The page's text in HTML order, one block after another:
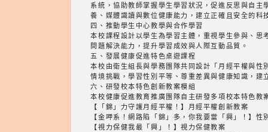
系統，協助教師掌握學生學習狀況，促進反思與自
養、媒體識讀與數位健康能力，建立正確且安全的科
四、推動學生中心教學與合作學習
本校課程設計以學生為學習主體，重視學生參與、
問題解決能力，提升學習成效與人際互動品質。
五、發展健康促進特色桌遊課程
本校由衛生組長與學務團隊共同設計「月經平權與
情境挑戰，學習性別平等、尊重差異與健康知識，建
六、研發校本特色創新教案模組
本校健康促進教育推廣團隊自主研發多項校本特色教
【「錦」力守護月經平權！】月經平權創新教案
【金呷系！網路陷「錦」多，你我要當「興」！】性
【視力保健我最「興」！】視力保健教案